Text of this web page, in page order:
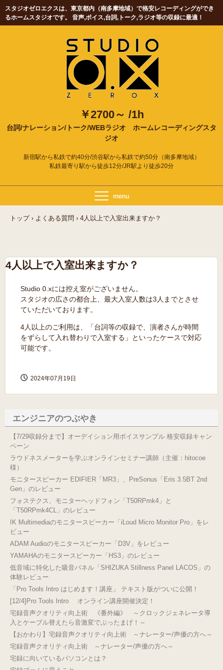
スタジオゼロエクスは、東京都内（南多摩地域）で格安レコーディングができ
るホームスタジオです。 音声,ボイス,台詞,トーク,ラジオ等の収録に最適！
￥2700～ /1h
台詞/ナレーション/トーク/WEBラジオ ホームレコーディングスタ
ジオ
新宿駅から私鉄で約40分/渋谷駅から私鉄で約50分（南多摩地域）
私鉄最寄り駅から徒歩12分/JR駅より徒歩20分
トップ › よくある質問 › 4人以上で入室出来ますか？
4人以上で入室出来ますか？
Studio 0.xには控え室がございません。
スタジオの広さの都合上、最大入室人数は3人までとさせ
ていただいております。
4人以上のご利用は、「台詞等の収録で、演者さんが時間
をずらして入れ替わりで入室する」といったケースで対応
可能です。
2024年07月19日
エンジニアのつぶやき
【7/29収録分まで】オーデイション用ボイスサンプル 格安収録キャン
ペーン
ラウドネスメーターを学ぶオンラインセミナー講師（主催：hitocoe
様）
モニタースピーカー EDIFIER「MR3」、PreSonus「Eris 3.5BT 2nd
Gen」のレビュー
フォステクス、モニターヘッドフォン「T50RPmk4」と
「T50RPmk4CL」のレビュー
IK Multimediaのモニタースピーカー「iLoud Micro Monitor Pro」をレ
ビュー
ADAM Audioのモニタースピーカー「D3V」をレビュー
YAMAHAのモニタースピーカー「HS3」のレビュー
低音域に特化した吸音パネル「SHIZUKA Stillness Panel LACOS」の
体験レビュー
「Pro Tools Intro はじめます！講座」 テキスト版がついに公開！
[12/4]Pro Tools Intro オンライン講座開催決定！
宅録音声クオリティ向上術 《番外編》 ～クロックジェネレータ導
入とケーブル替えたら音激変でぶったまげ！～
【おかわり】宅録音声クオリティ向上術 ～ナレーター/声優の方へ～
宅録音声クオリティ向上術 ～ナレーター/声優の方へ～
宅録に向いているパソコンとは？